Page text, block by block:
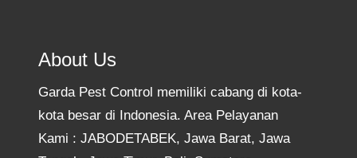
About Us
Garda Pest Control memiliki cabang di kota-
kota besar di Indonesia. Area Pelayanan
Kami : JABODETABEK, Jawa Barat, Jawa